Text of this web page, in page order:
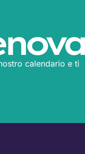
calendario e ti